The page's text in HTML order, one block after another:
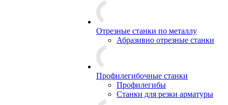
Отрезные станки по металлу
Абразивно отрезные станки
Профилегибочные станки
Профилегибы
Станки для резки арматуры